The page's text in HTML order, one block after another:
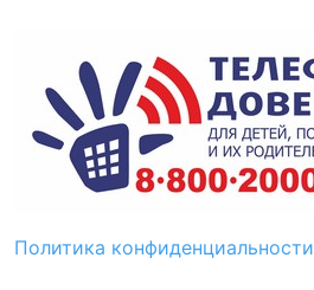
Политика конфиденциальности